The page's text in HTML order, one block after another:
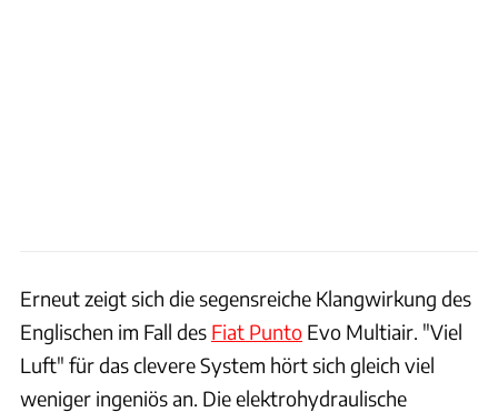
Erneut zeigt sich die segensreiche Klangwirkung des
Englischen im Fall des Fiat Punto Evo Multiair. "Viel
Luft" für das clevere System hört sich gleich viel
weniger ingeniös an. Die elektrohydraulische